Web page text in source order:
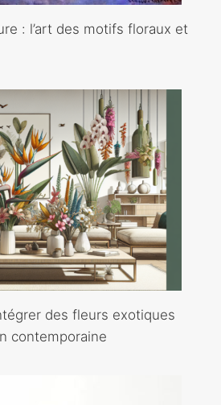
: l’art des motifs floraux et
des fleurs exotiques
contemporaine